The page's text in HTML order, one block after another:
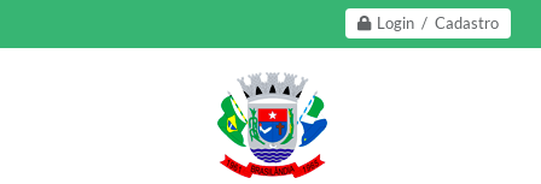
Login / Cadastro